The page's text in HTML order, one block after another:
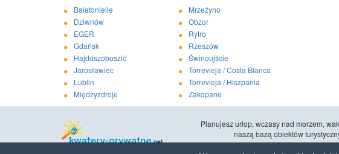
Balatonlelle
Dziwnów
EGER
Gdańsk
Hajdúszoboszló
Jarosławiec
Lublin
Międzyzdroje
Mrzeżyno
Obzor
Rytro
Rzeszów
Świnoujście
Torrevieja / Costa Blanca
Torrevieja / Hiszpania
Zakopane
Planujesz urlop, wczasy nad morzem,
naszą bazą obiektów